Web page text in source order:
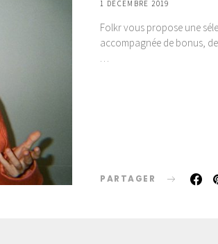
1 DÉCEMBRE 2019
Folkr vous propose une
accompagnée de bonus,
…
PARTAGER